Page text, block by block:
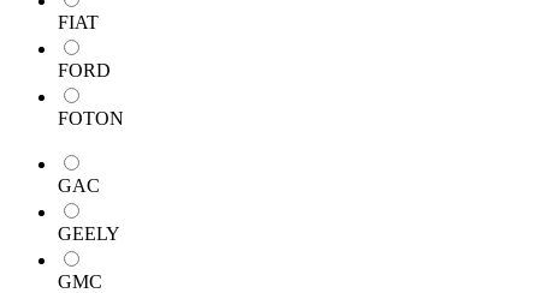
FIAT
FORD
FOTON
GAC
GEELY
GMC